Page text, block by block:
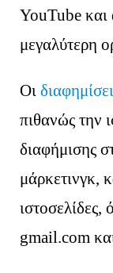
YouTube και
μεγαλύτερη
Οι
πιθανώς την
διαφήμισης
μάρκετινγκ,
gmail.com